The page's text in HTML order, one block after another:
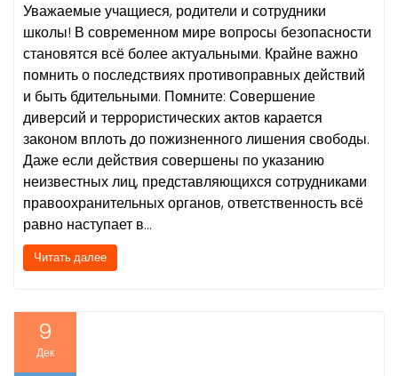
Уважаемые учащиеся, родители и сотрудники
школы! В современном мире вопросы безопасности
становятся всё более актуальными. Крайне важно
помнить о последствиях противоправных действий
и быть бдительными. Помните: Совершение
диверсий и террористических актов карается
законом вплоть до пожизненного лишения свободы.
Даже если действия совершены по указанию
неизвестных лиц, представляющихся сотрудниками
правоохранительных органов, ответственность всё
равно наступает в…
Читать далее
9
Дек